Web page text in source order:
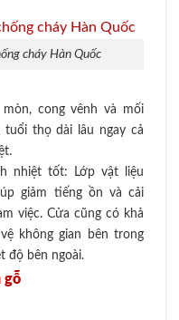
cháy Hàn Quốc
cong vênh và mối
thọ dài lâu ngay cả
nhiệt tốt: Lớp vật liệu
giảm tiếng ồn và cải
việc. Cửa cũng có khả
không gian bên trong
độ bên ngoài.
gỗ